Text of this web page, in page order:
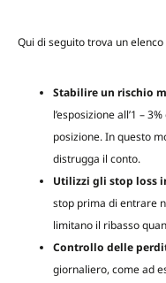
Qui di seguito trova un
Stabilire un rischio
l’esposizione all’1 –
posizione. In questo
distrugga il conto.
Utilizzi gli stop loss
stop prima di entrare
limitano il ribasso
Controllo delle
giornaliero, come ad